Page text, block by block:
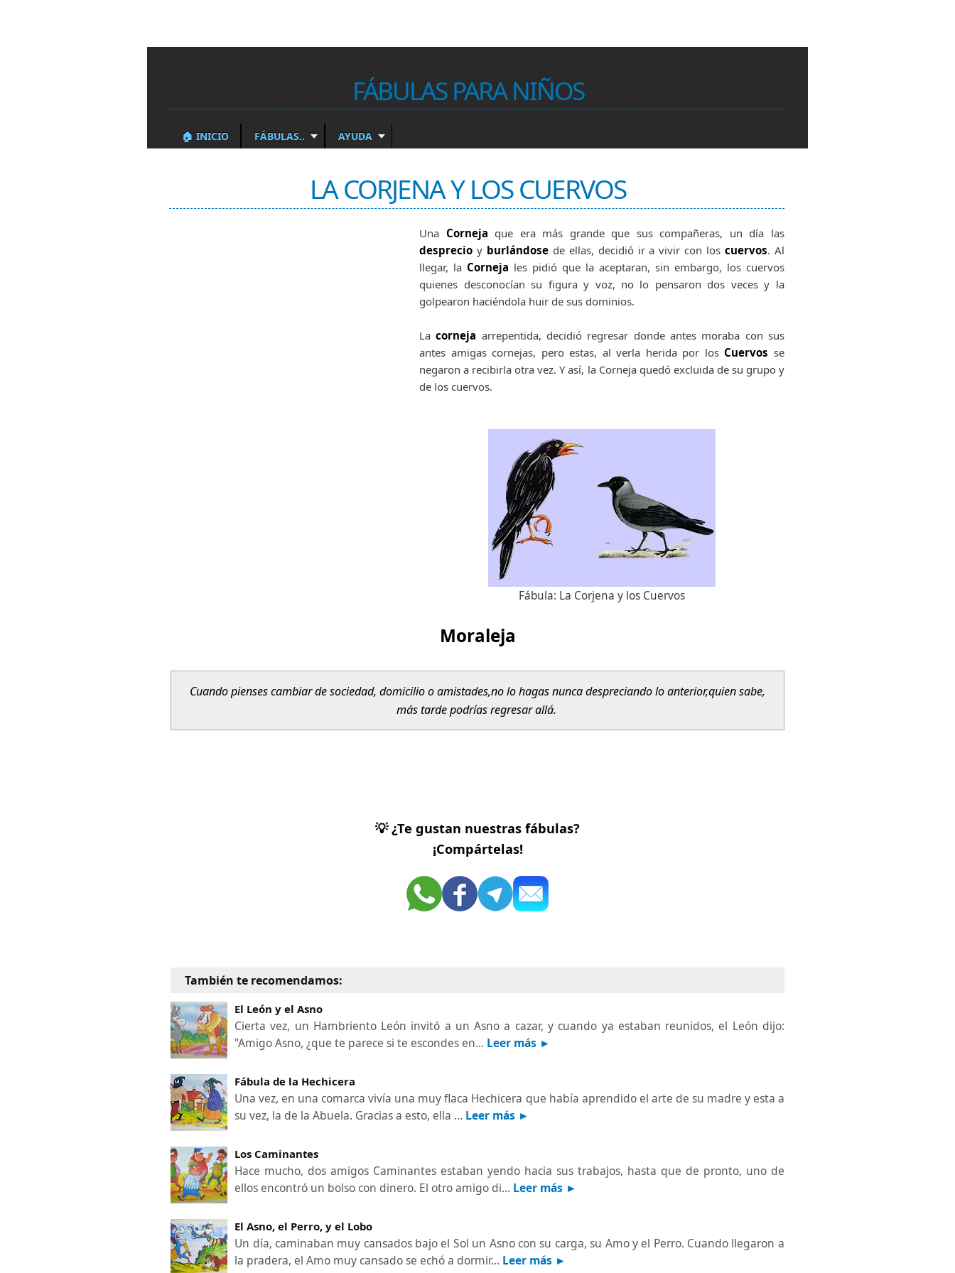
FÁBULAS PARA NIÑOS
🏠 INICIO FÁBULAS.. AYUDA
LA CORJENA Y LOS CUERVOS
Una Corneja que era más grande que sus compañeras, un día las
desprecioy burlándose de ellas, decidió ir a vivir con loscuervos. Al
llegar, la Corneja les pidió que la aceptaran, sin embargo, los cuervos
quienes desconocían su figura y voz, no lo pensaron dos veces y la
golpearon haciéndola huir de sus dominios.
Lacorneja arrepentida, decidió regresar donde antes moraba con sus
antes amigas cornejas, pero estas, al verla herida por los Cuervos se
negaron a recibirla otra vez. Y así, la Corneja quedó excluida de su grupo y
de los cuervos.
Fábula: La Corjena y los Cuervos
Moraleja
Cuando pienses cambiar de sociedad, domicilio o amistades,no lo hagas nunca despreciando lo anterior,quien sabe,
más tarde podrías regresar allá.
💡 ¿Te gustan nuestras fábulas?
¡Compártelas!
También te recomendamos:
El León y el Asno
Cierta vez, un Hambriento León invitó a un Asno a cazar, y cuando ya estaban reunidos, el León dijo:
"Amigo Asno, ¿que te parece si te escondes en… Leer más ►
Fábula de la Hechicera
Una vez, en una comarca vivía una muy flaca Hechicera que había aprendido el arte de su madre y esta a
su vez, la de la Abuela. Gracias a esto, ella … Leer más ►
Los Caminantes
Hace mucho, dos amigos Caminantes estaban yendo hacia sus trabajos, hasta que de pronto, uno de
ellos encontró un bolso con dinero. El otro amigo di… Leer más ►
El Asno, el Perro, y el Lobo
Un día, caminaban muy cansados bajo el Sol un Asno con su carga, su Amo y el Perro. Cuando llegaron a
la pradera, el Amo muy cansado se echó a dormir… Leer más ►